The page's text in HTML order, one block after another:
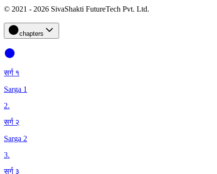
© 2021 - 2026 SivaShakti FutureTech Pvt. Ltd.
chapters
सर्ग १
Sarga 1
2.
सर्ग २
Sarga 2
3.
सर्ग ३